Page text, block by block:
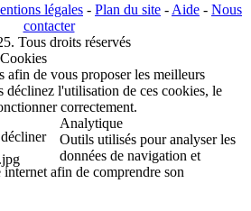
légales - Plan du site - Aide - Nous
contacter
Tous droits réservés
afin de vous proposer les meilleurs
déclinez l'utilisation de ces cookies, le
correctement.
Analytique
Outils utilisés pour analyser les
données de navigation et
afin de comprendre son